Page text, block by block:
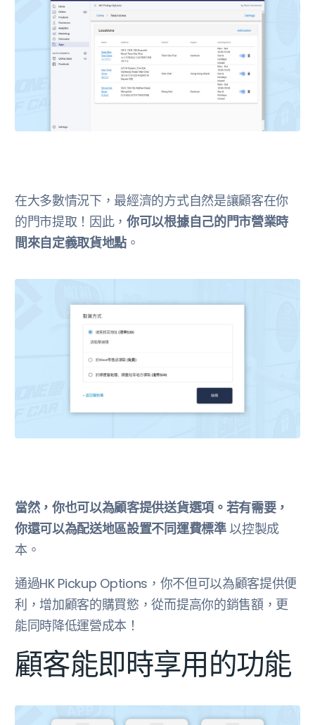
在大多數情況下，最經濟的方式自然是讓顧客在你
的門市提取！因此，你可以根據自己的門市營業時
間來自定義取貨地點 。
當然，你也可以為顧客提供送貨選項。若有需要，
你還可以為配送地區設置不同運費標準以控製成
本。
通過HK Pickup Options，你不但可以為顧客提供便
利，增加顧客的購買慾，從而提高你的銷售額，更
能同時降低運營成本！
顧客能即時享用的功能